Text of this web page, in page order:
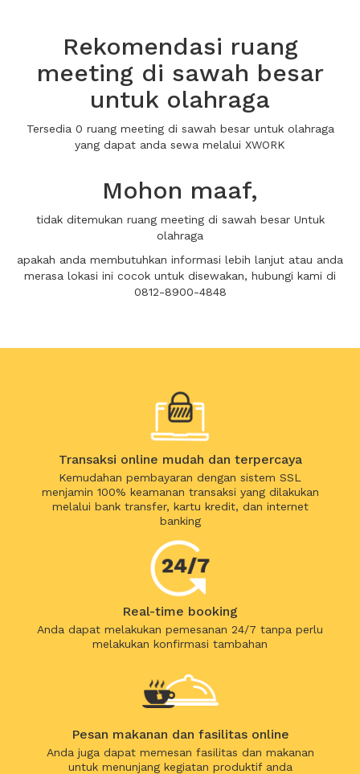
Rekomendasi ruang
meeting di sawah besar
untuk olahraga
Tersedia 0 ruang meeting di sawah besar untuk olahraga
yang dapat anda sewa melalui XWORK
Mohon maaf,
tidak ditemukan ruang meeting di sawah besar Untuk
olahraga
apakah anda membutuhkan informasi lebih lanjut atau anda
merasa lokasi ini cocok untuk disewakan, hubungi kami di
0812-8900-4848
Transaksi online mudah dan terpercaya
Kemudahan pembayaran dengan sistem SSL
menjamin 100% keamanan transaksi yang dilakukan
melalui bank transfer, kartu kredit, dan internet
banking
Real-time booking
Anda dapat melakukan pemesanan 24/7 tanpa perlu
melakukan konfirmasi tambahan
Pesan makanan dan fasilitas online
Anda juga dapat memesan fasilitas dan makanan
untuk menunjang kegiatan produktif anda